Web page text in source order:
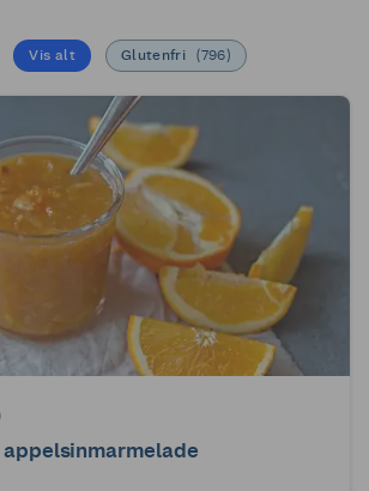
Vis alt Glutenfri (796)